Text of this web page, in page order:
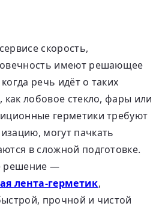
скорость,
имеют решающее
речь идёт о таких
каклобовое стекло, фары или
герметики требуют
могут пачкать
в сложной подготовке.
решение —
лента-герметик,
прочной и чистой